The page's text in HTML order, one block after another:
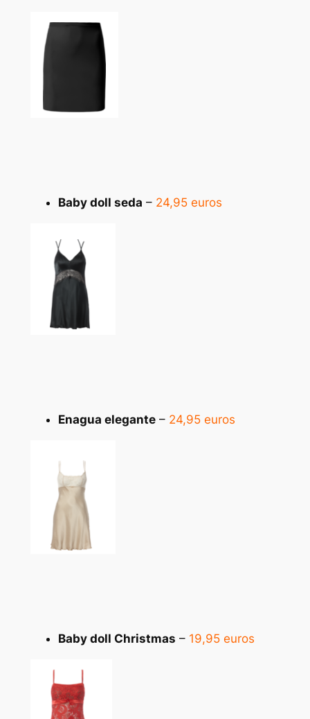
Baby doll seda – 24,95 euros
Enagua elegante– 24,95 euros
Baby doll Christmas –19,95 euros